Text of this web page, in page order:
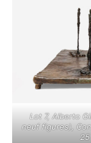
Lot 7, Alberto
neuf figures),
25